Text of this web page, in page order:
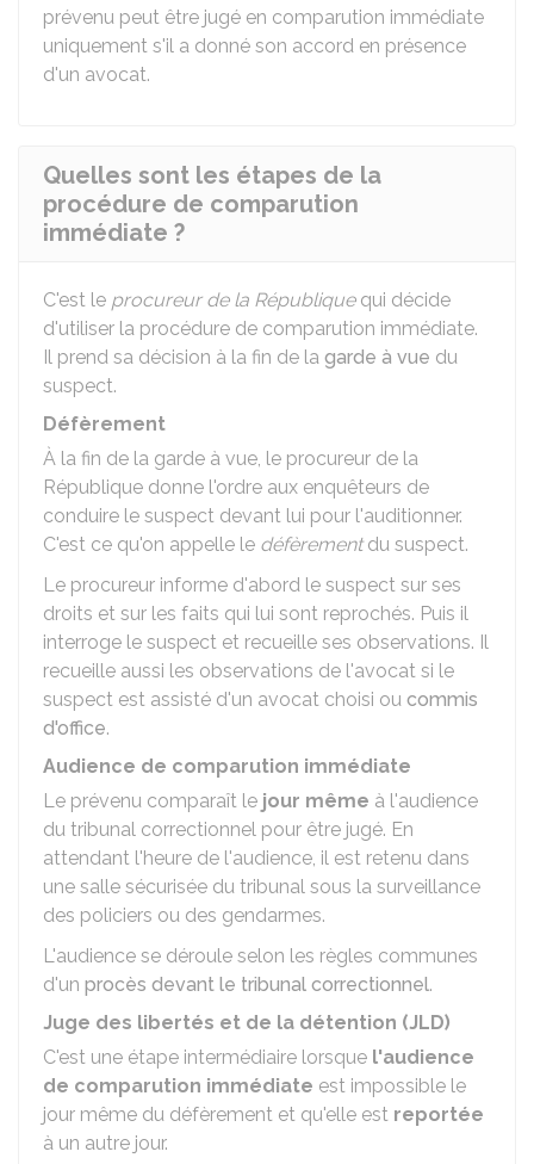
prévenu peut être jugé en comparution immédiate
uniquement s'il a donné son accord en présence
d'un avocat.
Quelles sont les étapes de la
procédure de comparution
immédiate ?
C'est le procureur de la Républiquequi décide
d'utiliser la procédure de comparution immédiate.
Il prend sa décision à la fin de la garde à vue du
suspect.
Défèrement
À la fin de la garde à vue, le procureur de la
République donne l'ordre aux enquêteurs de
conduire le suspect devant lui pour l'auditionner.
C'est ce qu'on appelle le défèrementdu suspect.
Le procureur informe d'abord le suspect sur ses
droits et sur les faits qui lui sont reprochés. Puis il
interroge le suspect et recueille ses observations. Il
recueille aussi les observations de l'avocat si le
suspect est assisté d'un avocat choisi ou commis
d'office.
Audience de comparution immédiate
Le prévenu comparaît le jour même à l'audience
du tribunal correctionnel pour être jugé. En
attendant l'heure de l'audience, il est retenu dans
une salle sécurisée du tribunal sous la surveillance
des policiers ou des gendarmes.
L'audience se déroule selon les règles communes
d'un procès devant le tribunal correctionnel.
Juge des libertés et de la détention (JLD)
C'est une étape intermédiaire lorsque l'audience
de comparution immédiate est impossible le
jour même du défèrement et qu'elle est reportée
à un autre jour.